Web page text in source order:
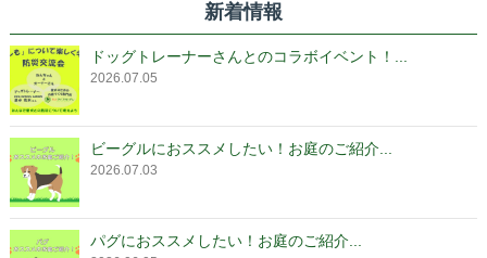
新着情報
ドッグトレーナーさんとのコラボイベント！...
2026.07.05
ビーグルにおススメしたい！お庭のご紹介...
2026.07.03
パグにおススメしたい！お庭のご紹介...